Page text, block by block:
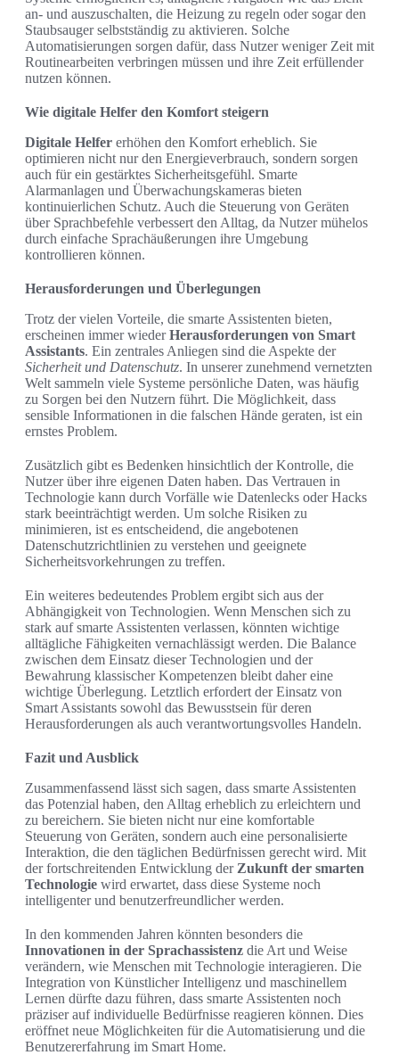
an- und auszuschalten, die Heizung zu regeln oder sogar den
Staubsauger selbstständig zu aktivieren. Solche
Automatisierungen sorgen dafür, dass Nutzer weniger Zeit mit
Routinearbeiten verbringen müssen und ihre Zeit erfüllender
nutzen können.
Wie digitale Helfer den Komfort steigern
Digitale Helfer erhöhen den Komfort erheblich. Sie
optimieren nicht nur den Energieverbrauch, sondern sorgen
auch für ein gestärktes Sicherheitsgefühl. Smarte
Alarmanlagen und Überwachungskameras bieten
kontinuierlichen Schutz. Auch die Steuerung von Geräten
über Sprachbefehle verbessert den Alltag, da Nutzer mühelos
durch einfache Sprachäußerungen ihre Umgebung
kontrollieren können.
Herausforderungen und Überlegungen
Trotz der vielen Vorteile, die smarte Assistenten bieten,
erscheinen immer wiederHerausforderungen von Smart
Assistants. Ein zentrales Anliegen sind die Aspekte der
Sicherheit und Datenschutz. In unserer zunehmend vernetzten
Welt sammeln viele Systeme persönliche Daten, was häufig
zu Sorgen bei den Nutzern führt. Die Möglichkeit, dass
sensible Informationen in die falschen Hände geraten, ist ein
ernstes Problem.
Zusätzlich gibt es Bedenken hinsichtlich der Kontrolle, die
Nutzer über ihre eigenen Daten haben. Das Vertrauen in
Technologie kann durch Vorfälle wie Datenlecks oder Hacks
stark beeinträchtigt werden. Um solche Risiken zu
minimieren, ist es entscheidend, die angebotenen
Datenschutzrichtlinien zu verstehen und geeignete
Sicherheitsvorkehrungen zu treffen.
Ein weiteres bedeutendes Problem ergibt sich aus der
Abhängigkeit von Technologien. Wenn Menschen sich zu
stark auf smarte Assistenten verlassen, könnten wichtige
alltägliche Fähigkeiten vernachlässigt werden. Die Balance
zwischen dem Einsatz dieser Technologien und der
Bewahrung klassischer Kompetenzen bleibt daher eine
wichtige Überlegung. Letztlich erfordert der Einsatz von
Smart Assistants sowohl das Bewusstsein für deren
Herausforderungen als auch verantwortungsvolles Handeln.
Fazit und Ausblick
Zusammenfassend lässt sich sagen, dass smarte Assistenten
das Potenzial haben, den Alltag erheblich zu erleichtern und
zu bereichern. Sie bieten nicht nur eine komfortable
Steuerung von Geräten, sondern auch eine personalisierte
Interaktion, die den täglichen Bedürfnissen gerecht wird. Mit
der fortschreitenden Entwicklung der Zukunft der smarten
Technologie wird erwartet, dass diese Systeme noch
intelligenter und benutzerfreundlicher werden.
In den kommenden Jahren könnten besonders die
Innovationen in der Sprachassistenz die Art und Weise
verändern, wie Menschen mit Technologie interagieren. Die
Integration von Künstlicher Intelligenz und maschinellem
Lernen dürfte dazu führen, dass smarte Assistenten noch
präziser auf individuelle Bedürfnisse reagieren können. Dies
eröffnet neue Möglichkeiten für die Automatisierung und die
Benutzererfahrung im Smart Home.